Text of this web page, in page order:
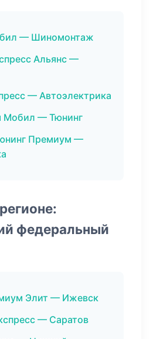
— Шиномонтаж
Альянс —
— Автоэлектрика
— Тюнинг
Премиум —
федеральный
Элит — Ижевск
— Саратов